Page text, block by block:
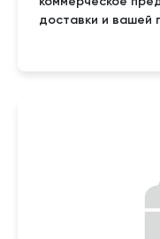
доставки и вашей